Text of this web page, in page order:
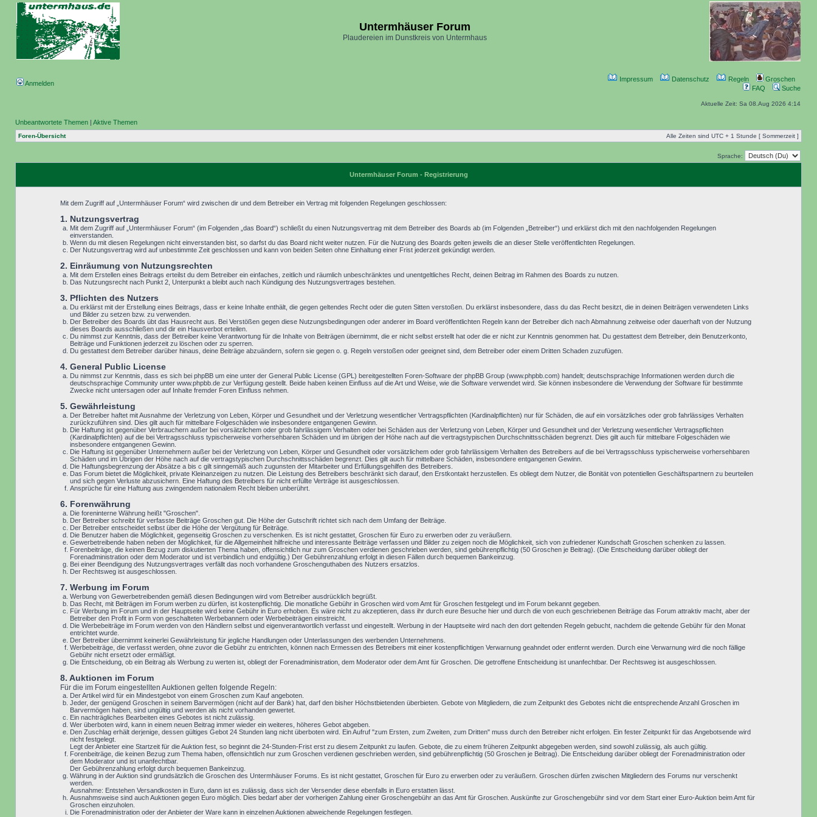
Untermhäuser Forum
Plaudereien im Dunstkreis von Untermhaus
Anmelden
Impressum Datenschutz Regeln
Groschen
FAQ
Suche
Aktuelle Zeit: Sa 08.Aug 2026 4:14
Unbeantwortete Themen | Aktive Themen
Foren-Übersicht Alle Zeiten sind UTC + 1 Stunde [ Sommerzeit ]
Sprache:
Untermhäuser Forum - Registrierung
Mit dem Zugriff auf „Untermhäuser Forum“ wird zwischen dir und dem Betreiber ein Vertrag mit folgenden Regelungen geschlossen:
1. Nutzungsvertrag
Mit dem Zugriff auf „Untermhäuser Forum“ (im Folgenden „das Board“) schließt du einen Nutzungsvertrag mit dem Betreiber des Boards ab (im Folgenden „Betreiber“) und erklärst dich mit den nachfolgenden Regelungen
einverstanden.
Wenn du mit diesen Regelungen nicht einverstanden bist, so darfst du das Board nicht weiter nutzen. Für die Nutzung des Boards gelten jeweils die an dieser Stelle veröffentlichten Regelungen.
Der Nutzungsvertrag wird auf unbestimmte Zeit geschlossen und kann von beiden Seiten ohne Einhaltung einer Frist jederzeit gekündigt werden.
2. Einräumung von Nutzungsrechten
Mit dem Erstellen eines Beitrags erteilst du dem Betreiber ein einfaches, zeitlich und räumlich unbeschränktes und unentgeltliches Recht, deinen Beitrag im Rahmen des Boards zu nutzen.
Das Nutzungsrecht nach Punkt 2, Unterpunkt a bleibt auch nach Kündigung des Nutzungsvertrages bestehen.
3. Pflichten des Nutzers
Du erklärst mit der Erstellung eines Beitrags, dass er keine Inhalte enthält, die gegen geltendes Recht oder die guten Sitten verstoßen. Du erklärst insbesondere, dass du das Recht besitzt, die in deinen Beiträgen verwendeten Links
und Bilder zu setzen bzw. zu verwenden.
Der Betreiber des Boards übt das Hausrecht aus. Bei Verstößen gegen diese Nutzungsbedingungen oder anderer im Board veröffentlichten Regeln kann der Betreiber dich nach Abmahnung zeitweise oder dauerhaft von der Nutzung
dieses Boards ausschließen und dir ein Hausverbot erteilen.
Du nimmst zur Kenntnis, dass der Betreiber keine Verantwortung für die Inhalte von Beiträgen übernimmt, die er nicht selbst erstellt hat oder die er nicht zur Kenntnis genommen hat. Du gestattest dem Betreiber, dein Benutzerkonto,
Beiträge und Funktionen jederzeit zu löschen oder zu sperren.
Du gestattest dem Betreiber darüber hinaus, deine Beiträge abzuändern, sofern sie gegen o. g. Regeln verstoßen oder geeignet sind, dem Betreiber oder einem Dritten Schaden zuzufügen.
4. General Public License
Du nimmst zur Kenntnis, dass es sich bei phpBB um eine unter der General Public License (GPL) bereitgestellten Foren-Software der phpBB Group (www.phpbb.com) handelt; deutschsprachige Informationen werden durch die
deutschsprachige Community unter www.phpbb.de zur Verfügung gestellt. Beide haben keinen Einfluss auf die Art und Weise, wie die Software verwendet wird. Sie können insbesondere die Verwendung der Software für bestimmte
Zwecke nicht untersagen oder auf Inhalte fremder Foren Einfluss nehmen.
5. Gewährleistung
Der Betreiber haftet mit Ausnahme der Verletzung von Leben, Körper und Gesundheit und der Verletzung wesentlicher Vertragspflichten (Kardinalpflichten) nur für Schäden, die auf ein vorsätzliches oder grob fahrlässiges Verhalten
zurückzuführen sind. Dies gilt auch für mittelbare Folgeschäden wie insbesondere entgangenen Gewinn.
Die Haftung ist gegenüber Verbrauchern außer bei vorsätzlichem oder grob fahrlässigem Verhalten oder bei Schäden aus der Verletzung von Leben, Körper und Gesundheit und der Verletzung wesentlicher Vertragspflichten
(Kardinalpflichten) auf die bei Vertragsschluss typischerweise vorhersehbaren Schäden und im übrigen der Höhe nach auf die vertragstypischen Durchschnittsschäden begrenzt. Dies gilt auch für mittelbare Folgeschäden wie
insbesondere entgangenen Gewinn.
Die Haftung ist gegenüber Unternehmern außer bei der Verletzung von Leben, Körper und Gesundheit oder vorsätzlichem oder grob fahrlässigem Verhalten des Betreibers auf die bei Vertragsschluss typischerweise vorhersehbaren
Schäden und im Übrigen der Höhe nach auf die vertragstypischen Durchschnittsschäden begrenzt. Dies gilt auch für mittelbare Schäden, insbesondere entgangenen Gewinn.
Die Haftungsbegrenzung der Absätze a bis c gilt sinngemäß auch zugunsten der Mitarbeiter und Erfüllungsgehilfen des Betreibers.
Das Forum bietet die Möglichkeit, private Kleinanzeigen zu nutzen. Die Leistung des Betreibers beschränkt sich darauf, den Erstkontakt herzustellen. Es obliegt dem Nutzer, die Bonität von potentiellen Geschäftspartnern zu beurteilen
und sich gegen Verluste abzusichern. Eine Haftung des Betreibers für nicht erfüllte Verträge ist ausgeschlossen.
Ansprüche für eine Haftung aus zwingendem nationalem Recht bleiben unberührt.
6. Forenwährung
Die foreninterne Währung heißt "Groschen".
Der Betreiber schreibt für verfasste Beiträge Groschen gut. Die Höhe der Gutschrift richtet sich nach dem Umfang der Beiträge.
Der Betreiber entscheidet selbst über die Höhe der Vergütung für Beiträge.
Die Benutzer haben die Möglichkeit, gegenseitig Groschen zu verschenken. Es ist nicht gestattet, Groschen für Euro zu erwerben oder zu veräußern.
Gewerbetreibende haben neben der Möglichkeit, für die Allgemeinheit hilfreiche und interessante Beiträge verfassen und Bilder zu zeigen noch die Möglichkeit, sich von zufriedener Kundschaft Groschen schenken zu lassen.
Forenbeiträge, die keinen Bezug zum diskutierten Thema haben, offensichtlich nur zum Groschen verdienen geschrieben werden, sind gebührenpflichtig (50 Groschen je Beitrag). (Die Entscheidung darüber obliegt der
Forenadministration oder dem Moderator und ist verbindlich und endgültig.) Der Gebührenzahlung erfolgt in diesen Fällen durch bequemen Bankeinzug.
Bei einer Beendigung des Nutzungsvertrages verfällt das noch vorhandene Groschenguthaben des Nutzers ersatzlos.
Der Rechtsweg ist ausgeschlossen.
7. Werbung im Forum
Werbung von Gewerbetreibenden gemäß diesen Bedingungen wird vom Betreiber ausdrücklich begrüßt.
Das Recht, mit Beiträgen im Forum werben zu dürfen, ist kostenpflichtig. Die monatliche Gebühr in Groschen wird vom Amt für Groschen festgelegt und im Forum bekannt gegeben.
Für Werbung im Forum und in der Hauptseite wird keine Gebühr in Euro erhoben. Es wäre nicht zu akzeptieren, dass ihr durch eure Besuche hier und durch die von euch geschriebenen Beiträge das Forum attraktiv macht, aber der
Betreiber den Profit in Form von geschalteten Werbebannern oder Werbebeiträgen einstreicht.
Die Werbebeiträge im Forum werden von den Händlern selbst und eigenverantwortlich verfasst und eingestellt. Werbung in der Hauptseite wird nach den dort geltenden Regeln gebucht, nachdem die geltende Gebühr für den Monat
entrichtet wurde.
Der Betreiber übernimmt keinerlei Gewährleistung für jegliche Handlungen oder Unterlassungen des werbenden Unternehmens.
Werbebeiträge, die verfasst werden, ohne zuvor die Gebühr zu entrichten, können nach Ermessen des Betreibers mit einer kostenpflichtigen Verwarnung geahndet oder entfernt werden. Durch eine Verwarnung wird die noch fällige
Gebühr nicht ersetzt oder ermäßigt.
Die Entscheidung, ob ein Beitrag als Werbung zu werten ist, obliegt der Forenadministration, dem Moderator oder dem Amt für Groschen. Die getroffene Entscheidung ist unanfechtbar. Der Rechtsweg ist ausgeschlossen.
8. Auktionen im Forum
Für die im Forum eingestellten Auktionen gelten folgende Regeln:
Der Artikel wird für ein Mindestgebot von einem Groschen zum Kauf angeboten.
Jeder, der genügend Groschen in seinem Barvermögen (nicht auf der Bank) hat, darf den bisher Höchstbietenden überbieten. Gebote von Mitgliedern, die zum Zeitpunkt des Gebotes nicht die entsprechende Anzahl Groschen im
Barvermögen haben, sind ungültig und werden als nicht vorhanden gewertet.
Ein nachträgliches Bearbeiten eines Gebotes ist nicht zulässig.
Wer überboten wird, kann in einem neuen Beitrag immer wieder ein weiteres, höheres Gebot abgeben.
Den Zuschlag erhält derjenige, dessen gültiges Gebot 24 Stunden lang nicht überboten wird. Ein Aufruf "zum Ersten, zum Zweiten, zum Dritten" muss durch den Betreiber nicht erfolgen. Ein fester Zeitpunkt für das Angebotsende wird
nicht festgelegt.
Legt der Anbieter eine Startzeit für die Auktion fest, so beginnt die 24-Stunden-Frist erst zu diesem Zeitpunkt zu laufen. Gebote, die zu einem früheren Zeitpunkt abgegeben werden, sind sowohl zulässig, als auch gültig.
Forenbeiträge, die keinen Bezug zum Thema haben, offensichtlich nur zum Groschen verdienen geschrieben werden, sind gebührenpflichtig (50 Groschen je Beitrag). Die Entscheidung darüber obliegt der Forenadministration oder
dem Moderator und ist unanfechtbar.
Der Gebührenzahlung erfolgt durch bequemen Bankeinzug.
Währung in der Auktion sind grundsätzlich die Groschen des Untermhäuser Forums. Es ist nicht gestattet, Groschen für Euro zu erwerben oder zu veräußern. Groschen dürfen zwischen Mitgliedern des Forums nur verschenkt
werden.
Ausnahme: Entstehen Versandkosten in Euro, dann ist es zulässig, dass sich der Versender diese ebenfalls in Euro erstatten lässt.
Ausnahmsweise sind auch Auktionen gegen Euro möglich. Dies bedarf aber der vorherigen Zahlung einer Groschengebühr an das Amt für Groschen. Auskünfte zur Groschengebühr sind vor dem Start einer Euro-Auktion beim Amt für
Groschen einzuholen.
Die Forenadministration oder der Anbieter der Ware kann in einzelnen Auktionen abweichende Regelungen festlegen.